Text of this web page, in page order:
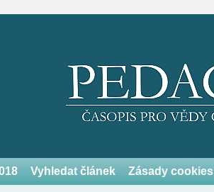
Vyhledat článek Zásady cookies